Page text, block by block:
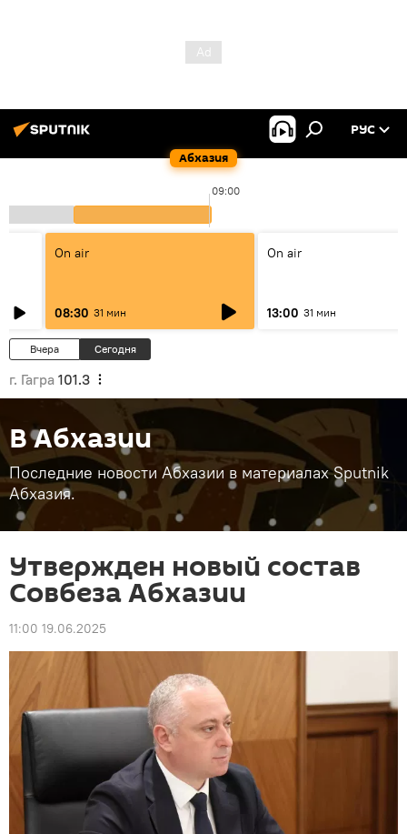
Абхазия
РУС
09:00
On air
08:30 31 мин
On air
13:00 31 мин
Вчера Сегодня
г. Гагра 101.3
В Абхазии
Последние новости Абхазии в материалах Sputnik
Абхазия.
Утвержден новый состав
Совбеза Абхазии
11:00 19.06.2025